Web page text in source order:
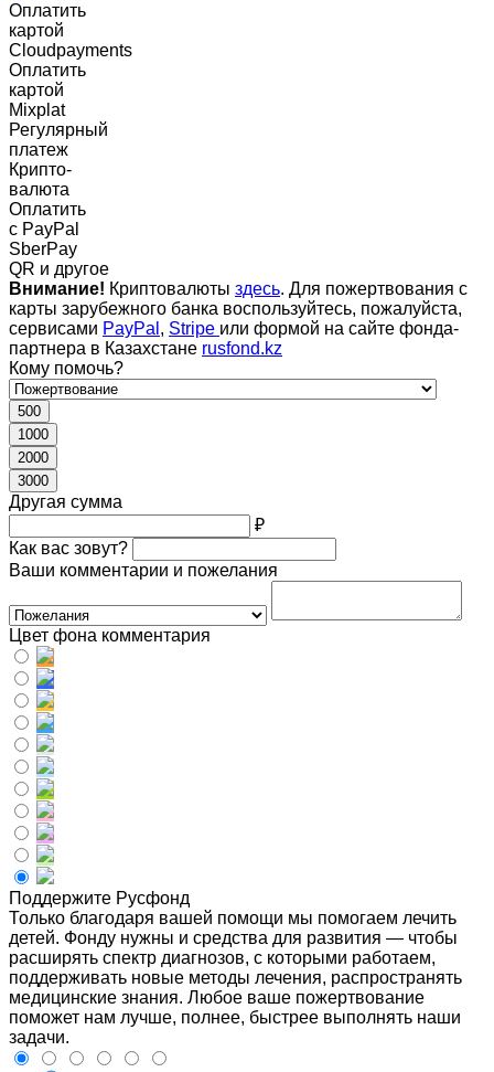
Оплатить
картой
Cloudpayments
Оплатить
картой
Mixplat
Регулярный
платеж
Крипто-
валюта
Оплатить
c PayPal
SberPay
QR и другое
Внимание! Криптовалюты здесь. Для пожертвования с
карты зарубежного банка воспользуйтесь, пожалуйста,
сервисами PayPal , Stripe или формой на сайте фонда-
партнера в Казахстане rusfond.kz
Кому помочь?
500
1000
2000
3000
Другая сумма
₽
Как вас зовут?
Ваши комментарии и пожелания
Цвет фона комментария
Поддержите Русфонд
Только благодаря вашей помощи мы помогаем лечить
детей. Фонду нужны и средства для развития — чтобы
расширять спектр диагнозов, с которыми работаем,
поддерживать новые методы лечения, распространять
медицинские знания. Любое ваше пожертвование
поможет нам лучше, полнее, быстрее выполнять наши
задачи.